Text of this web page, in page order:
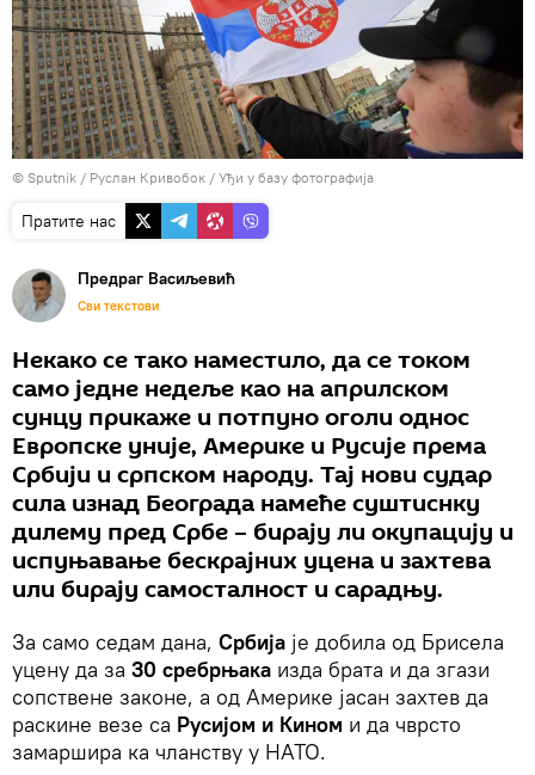
© Sputnik / Руслан Кривобок / Уђи у базу фотографија
Пратите нас
Предраг Васиљевић
Сви текстови
Некако се тако наместило, да се током
само једне недеље као на априлском
сунцу прикаже и потпуно оголи однос
Европске уније, Америке и Русије према
Србији и српском народу. Тај нови судар
сила изнад Београда намеће суштиснку
дилему пред Србе – бирају ли окупацију и
испуњавање бескрајних уцена и захтева
или бирају самосталност и сарадњу.
За само седам дана, Србија је добила од Брисела
уцену да за 30 сребрњака изда брата и да згази
сопствене законе, а од Америке јасан захтев да
раскине везе са Русијом и Кином и да чврсто
замаршира ка чланству у НАТО.